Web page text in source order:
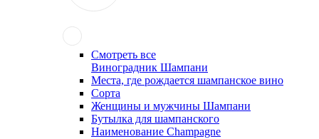
Смотреть все
Виноградник Шампани
Места, где рождается шампанское вино
Сорта
Женщины и мужчины Шампани
Бутылка для шампанского
Наименование Champagne